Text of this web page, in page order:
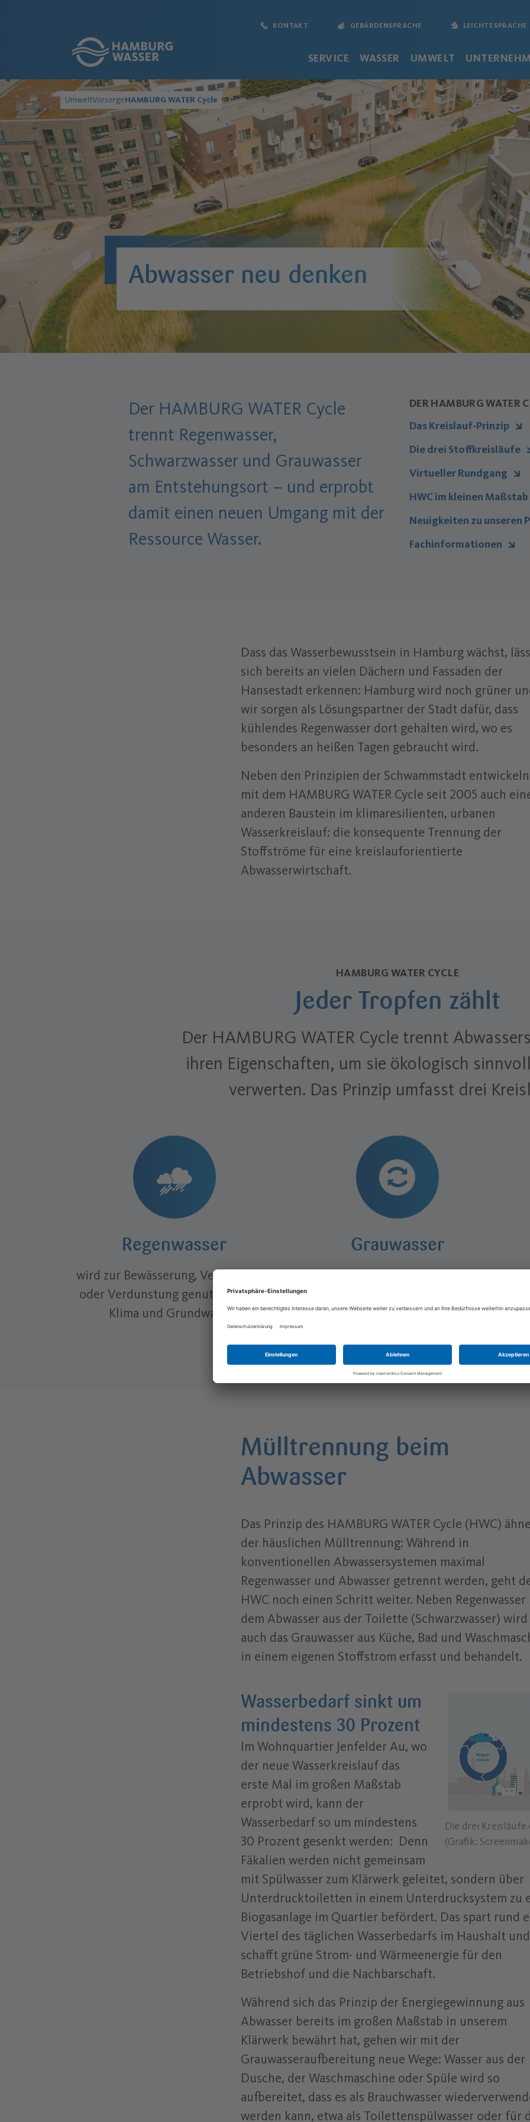
SERVICE WASSER UMWELT
KONTAKT GEBÄRDENSPRACHE LEICHTE SPRACHE
UmweltVorsorgeHAMBURG WATER Cycle
Abwasser neu denken
Der HAMBURG WATER Cycle
trennt Regenwasser,
Schwarzwasser und Grauwasser
am Entstehungsort – und erprobt
damit einen neuen Umgang mit der
Ressource Wasser.
DER HAMBURG WATER
Das Kreislauf-Prinzip
Die drei Stoffkreisläufe
Virtueller Rundgang
HWC im kleinen Maßstab
Neuigkeiten zu unseren
Fachinformationen
Dass das Wasserbewusstsein in Hamburg wächst,
sich bereits an vielen Dächern und Fassaden der
Hansestadt erkennen: Hamburg wird noch grüner
wir sorgen als Lösungspartner der Stadt dafür, dass
kühlendes Regenwasser dort gehalten wird, wo es
besonders an heißen Tagen gebraucht wird.
Neben den Prinzipien der Schwammstadt
mit dem HAMBURG WATER Cycle seit 2005 auch
anderen Baustein im klimaresilienten, urbanen
Wasserkreislauf: die konsequente Trennung der
Stoffströme für eine kreislauforientierte
Abwasserwirtschaft.
Jeder Tropfen zählt
HAMBURG WATER CYCLE
Der HAMBURG WATER Cycle trennt
ihren Eigenschaften, um sie ökologisch
verwerten. Das Prinzip umfasst drei
Regenwasser
wird zur Bewässerung, Versickerung
oder Verdunstung genutzt. Gut für
Klima und Grundwasser.
Grauwasser
Brauchwasser genutzt werden kann.
Mülltrennung beim
Abwasser
Das Prinzip des HAMBURG WATER Cycle (HWC)
der häuslichen Mülltrennung: Während in
konventionellen Abwassersystemen maximal
Regenwasser und Abwasser getrennt werden, geht
HWC noch einen Schritt weiter. Neben Regenwasser
dem Abwasser aus der Toilette (Schwarzwasser) wird
auch das Grauwasser aus Küche, Bad und
in einem eigenen Stoffstrom erfasst und behandelt.
Die drei Kreisläufe
(Grafik:
Wasserbedarf sinkt um
mindestens 30 Prozent
Im Wohnquartier Jenfelder Au, wo
der neue Wasserkreislauf das
erste Mal im großen Maßstab
erprobt wird, kann der
Wasserbedarf so um mindestens
30 Prozent gesenkt werden: Denn
Fäkalien werden nicht gemeinsam
mit Spülwasser zum Klärwerk geleitet, sondern über
Unterdrucktoiletten in einem Unterdrucksystem zu
Biogasanlage im Quartier befördert. Das spart rund
Viertel des täglichen Wasserbedarfs im Haushalt und
schafft grüne Strom- und Wärmeenergie für den
Betriebshof und die Nachbarschaft.
Während sich das Prinzip der Energiegewinnung aus
Abwasser bereits im großen Maßstab in unserem
Klärwerk bewährt hat, gehen wir mit der
Grauwasseraufbereitung neue Wege: Wasser aus der
Dusche, der Waschmaschine oder Spüle wird so
aufbereitet, dass es als Brauchwasser
werden kann, etwa als Toilettenspülwasser oder für